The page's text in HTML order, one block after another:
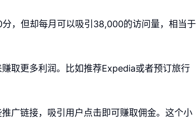
，但却每月可以吸引38,000的访问量，相当于
取更多利润。比如推荐Expedia或者预订旅行
广链接，吸引用户点击即可赚取佣金。这个小